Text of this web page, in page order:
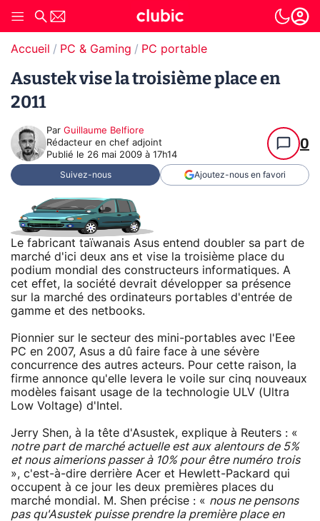
Accueil PC & Gaming PC portable
Asustek vise la troisième place en
2011
Par Guillaume Belfiore
Rédacteur en chef adjoint
Publié le 26 mai 2009 à 17h14
0
Suivez-nous Ajoutez-nous en favori
Le fabricant taïwanais Asus entend doubler sa part de
marché d'ici deux ans et vise la troisième place du
podium mondial des constructeurs informatiques. A
cet effet, la société devrait développer sa présence
sur la marché des ordinateurs portables d'entrée de
gamme et des netbooks.
Pionnier sur le secteur des mini-portables avec l'Eee
PC en 2007, Asus a dû faire face à une sévère
concurrence des autres acteurs. Pour cette raison, la
firme annonce qu'elle levera le voile sur cinq nouveaux
modèles faisant usage de la technologie ULV (Ultra
Low Voltage) d'Intel.
Jerry Shen, à la tête d'Asustek, explique à Reuters : «
notre part de marché actuelle est aux alentours de 5%
et nous aimerions passer à 10% pour être numéro trois
», c'est-à-dire derrière Acer et Hewlett-Packard qui
occupent à ce jour les deux premières places du
marché mondial. M. Shen précise : « nous ne pensons
pas qu'Asustek puisse prendre la première place en